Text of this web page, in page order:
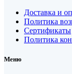
Доставка и
Политика
Сертификаты
Политика
Меню